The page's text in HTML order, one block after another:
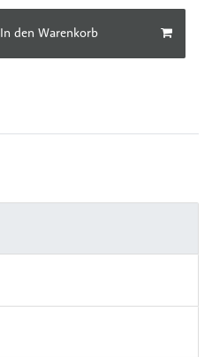
In den Warenkorb